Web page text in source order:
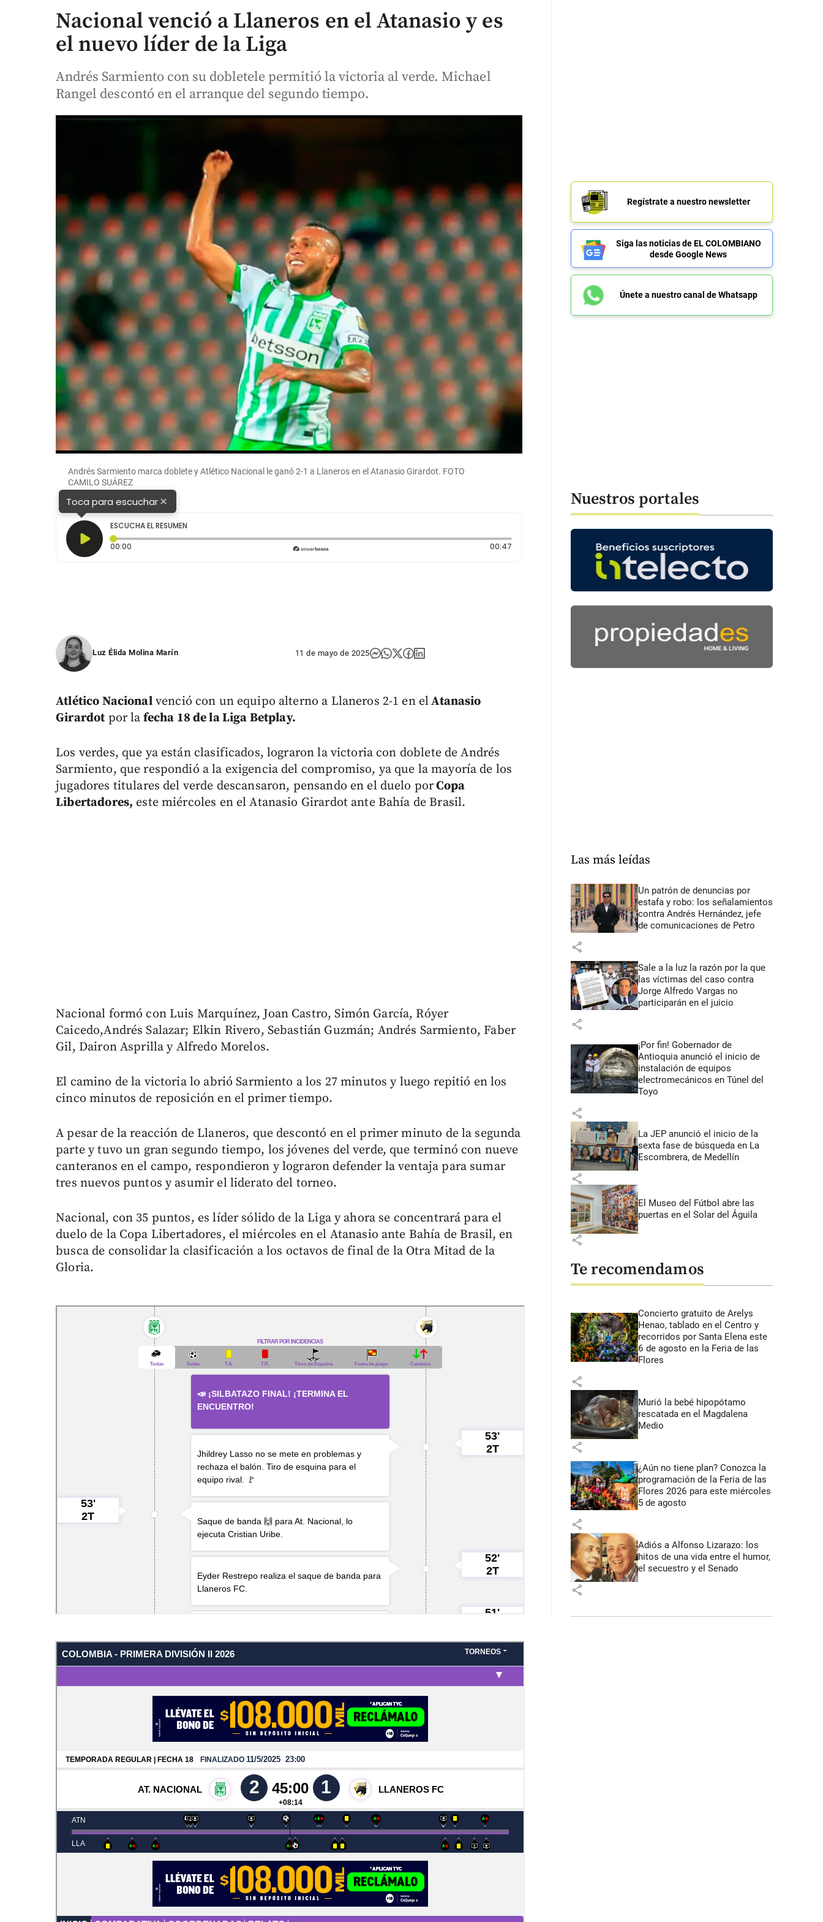
Nacional venció a Llaneros en el Atanasio y es
el nuevo líder de la Liga
Andrés Sarmiento con su dobletele permitió la victoria al verde. Michael
Rangel descontó en el arranque del segundo tiempo.
Andrés Sarmiento marca doblete y Atlético Nacional le ganó 2-1 a Llaneros en el Atanasio Girardot. FOTO
CAMILO SUÁREZ
Toca para escuchar×
ESCUCHA EL RESUMEN
00:00
00:47Duración: 47 segundos
Luz Élida Molina Marín 11 de mayo de 2025
Atlético Nacionalvenció con un equipo alterno a Llaneros 2-1 en elAtanasio
Girardot por la fecha 18 de la Liga Betplay.
Los verdes, que ya están clasificados, lograron la victoria con doblete de Andrés
Sarmiento, que respondió a la exigencia del compromiso, ya que la mayoría de los
jugadores titulares del verde descansaron, pensando en el duelo porCopa
Libertadores, este miércoles en el Atanasio Girardot ante Bahía de Brasil.
Nacional formó con Luis Marquínez, Joan Castro, Simón García, Róyer
Caicedo,Andrés Salazar; Elkin Rivero, Sebastián Guzmán; Andrés Sarmiento, Faber
Gil, Dairon Asprilla y Alfredo Morelos.
El camino de la victoria lo abrió Sarmiento a los 27 minutos y luego repitió en los
cinco minutos de reposición en el primer tiempo.
A pesar de la reacción de Llaneros, que descontó en el primer minuto de la segunda
parte y tuvo un gran segundo tiempo, los jóvenes del verde, que terminó con nueve
canteranos en el campo, respondieron y lograron defender la ventaja para sumar
tres nuevos puntos y asumir el liderato del torneo.
Nacional, con 35 puntos, es líder sólido de la Liga y ahora se concentrará para el
duelo de la Copa Libertadores, el miércoles en el Atanasio ante Bahía de Brasil, en
busca de consolidar la clasificación a los octavos de final de la Otra Mitad de la
Gloria.
Regístrate a nuestro newsletter
Siga las noticias de EL COLOMBIANO
desde Google News
Únete a nuestro canal de Whatsapp
Nuestros portales
Las más leídas
Un patrón de denuncias por
estafa y robo: los señalamientos
contra Andrés Hernández, jefe
de comunicaciones de Petro
share
Sale a la luz la razón por la que
las víctimas del caso contra
Jorge Alfredo Vargas no
participarán en el juicio
share
¡Por fin! Gobernador de
Antioquia anunció el inicio de
instalación de equipos
electromecánicos en Túnel del
Toyo
share
La JEP anunció el inicio de la
sexta fase de búsqueda en La
Escombrera, de Medellín
share
El Museo del Fútbol abre las
puertas en el Solar del Águila
share
Te recomendamos
Concierto gratuito de Arelys
Henao, tablado en el Centro y
recorridos por Santa Elena este
6 de agosto en la Feria de las
Flores
share
Murió la bebé hipopótamo
rescatada en el Magdalena
Medio
share
¿Aún no tiene plan? Conozca la
programación de la Feria de las
Flores 2026 para este miércoles
5 de agosto
share
Adiós a Alfonso Lizarazo: los
hitos de una vida entre el humor,
el secuestro y el Senado
share